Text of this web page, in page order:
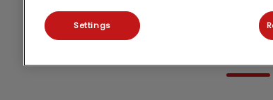
Sina
Settings